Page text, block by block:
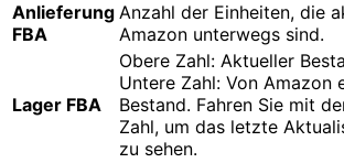
Anlieferung
FBA
Anzahl der Einheiten, die
Amazon unterwegs sind.
Lager FBA
Obere Zahl: Aktueller
Untere Zahl: Von Amazon
Bestand. Fahren Sie mit
Zahl, um das letzte
zu sehen.